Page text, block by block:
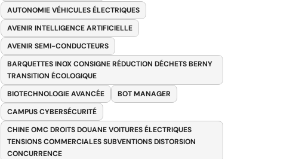
AUTONOMIE VÉHICULES ÉLECTRIQUES
AVENIR INTELLIGENCE ARTIFICIELLE
AVENIR SEMI-CONDUCTEURS
BARQUETTES INOX CONSIGNE RÉDUCTION DÉCHETS BERNY
TRANSITION ÉCOLOGIQUE
BIOTECHNOLOGIE AVANCÉE
BOT MANAGER
CAMPUS CYBERSÉCURITÉ
CHINE OMC DROITS DOUANE VOITURES ÉLECTRIQUES
TENSIONS COMMERCIALES SUBVENTIONS DISTORSION
CONCURRENCE